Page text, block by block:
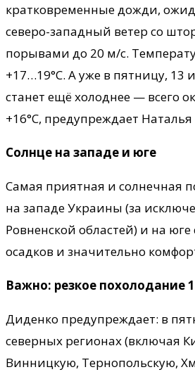
кратковременные дожди,
северо-западный ветер со
порывами до 20 м/с.
+17…19°C. А уже в пятницу, 13
станет ещё холоднее — всего
+16°C, предупреждает
Солнце на западе и юге
Самая приятная и солнечная
на западе Украины (за
Ровненской областей) и на
осадков и значительно
Важно: резкое похолодание
Диденко предупреждает: в
северных регионах (включая
Винницкую, Тернопольскую,